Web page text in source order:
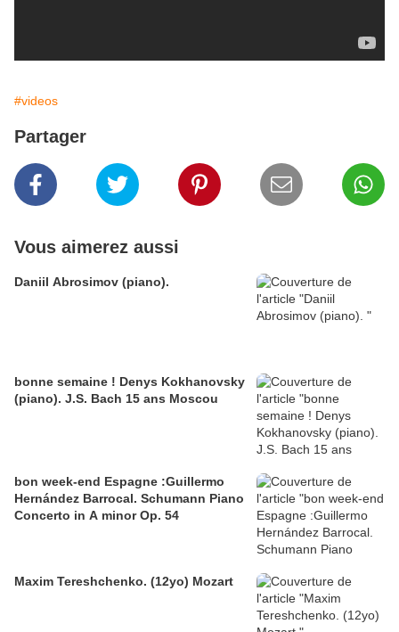
#videos
Partager
Vous aimerez aussi
Daniil Abrosimov (piano).
bonne semaine ! Denys Kokhanovsky
(piano). J.S. Bach 15 ans Moscou
bon week-end Espagne :Guillermo
Hernández Barrocal. Schumann Piano
Concerto in A minor Op. 54
Maxim Tereshchenko. (12yo) Mozart